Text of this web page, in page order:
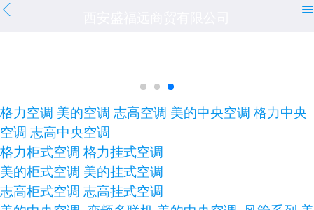
格力空调 美的空调 志高空调 美的中央空调 格力中央
空调 志高中央空调
格力柜式空调 格力挂式空调
美的柜式空调 美的挂式空调
志高柜式空调 志高挂式空调